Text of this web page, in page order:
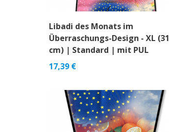
Libadi des Monats im
Überraschungs-Design - XL (31
cm) | Standard | mit PUL
17,39 €